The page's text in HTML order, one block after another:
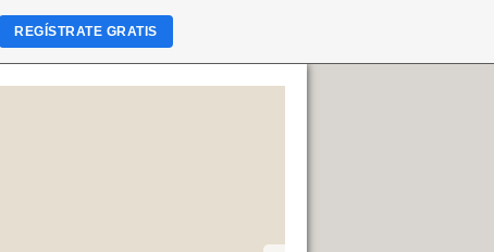
REGÍSTRATE GRATIS